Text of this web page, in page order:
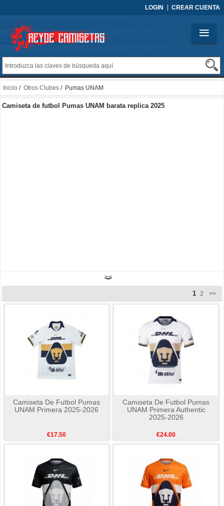
LOGIN CREAR CUENTA
Inicio / Otros Clubes / Pumas UNAM
Camiseta de futbol Pumas UNAM barata replica 2025
1 2 >>
Camiseta De Futbol Pumas
UNAM Primera 2025-2026
€17.50
Camiseta De Futbol Pumas
UNAM Primera Authentic
2025-2026
€24.00